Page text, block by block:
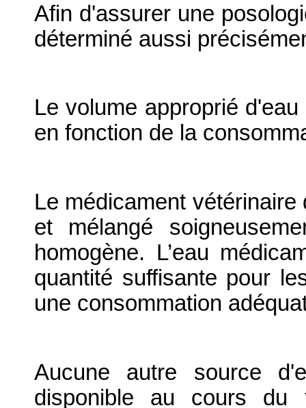
Afin d'assurer une
déterminé aussi
Le volume approprié
en fonction de la
Le médicament
et mélangé
homogène. L’eau
quantité suffisante pour
une consommation
Aucune autre source
disponible au cours du